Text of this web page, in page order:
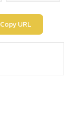
Copy URL